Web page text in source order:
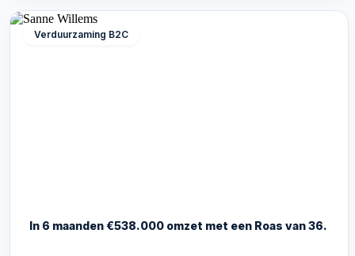
Verduurzaming B2C
In 6 maanden €538.000 omzet met een Roas van 36.